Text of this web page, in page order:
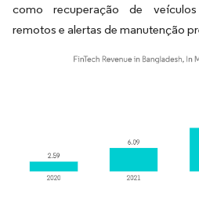
como recuperação de
remotos e alertas de manutenção